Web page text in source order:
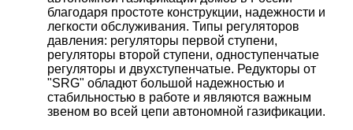
благодаря простоте конструкции, надежности и
легкости обслуживания. Типы регуляторов
давления: регуляторы первой ступени,
регуляторы второй ступени, одноступенчатые
регуляторы и двухступенчатые. Редукторы от
"SRG" обладют большой надежностью и
стабильностью в работе и являются важным
звеном во всей цепи автономной газификации.